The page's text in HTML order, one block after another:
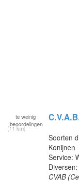
te weinig
beoordelingen
(11 km)
Soorten
Konijnen
Service:
CVAB